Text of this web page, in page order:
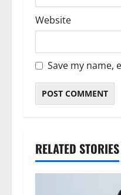
Website
Save my name,
RELATED STORIES